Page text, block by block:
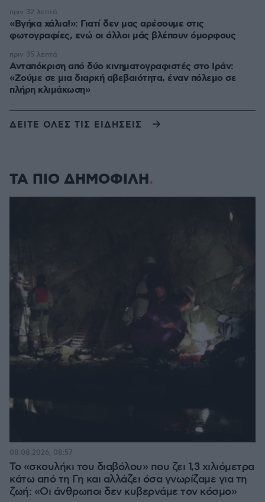
«Βγήκα χάλια!»: Γιατί δεν μας αρέσουμε στις
φωτογραφίες, ενώ οι άλλοι μάς βλέπουν όμορφους
πριν 32 λεπτά
Ανταπόκριση από δύο κινηματογραφιστές στο Ιράν:
«Ζούμε σε μια διαρκή αβεβαιότητα, έναν πόλεμο σε
πλήρη κλιμάκωση»
πριν 35 λεπτά
ΔΕΙΤΕ ΟΛΕΣ ΤΙΣ ΕΙΔΗΣΕΙΣ
ΤΑ ΠΙΟ ΔΗΜΟΦΙΛΗ
Το «σκουλήκι του διαβόλου» που ζει 1,3 χιλιόμετρα
κάτω από τη Γη και αλλάζει όσα γνωρίζαμε για τη
ζωή: «Οι άνθρωποι δεν κυβερνάμε τον κόσμο»
08.08.2026, 08:57